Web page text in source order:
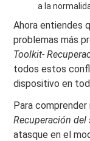
a la
Ahora entiendes
problemas más
Toolkit-
todos estos
dispositivo en
Para
Recuperación
atasque en el